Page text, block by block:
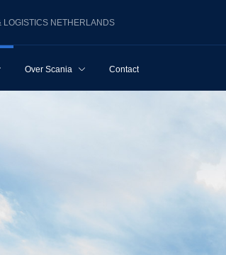
LOGISTICS NETHERLANDS
Over Scania Contact